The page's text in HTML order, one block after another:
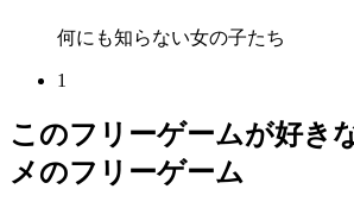
何にも知らない女の子たち
1
このフリーゲームが好き
メのフリーゲーム